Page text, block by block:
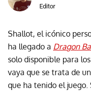
Editor
Shallot, el icónico
ha llegado a Dragon
solo disponible para
vaya que se trata de
que ha tenido el juego.